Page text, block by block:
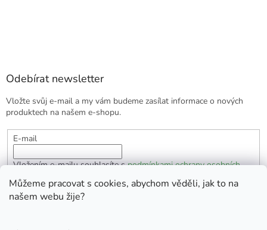
Můžeme pracovat s cookies, abychom věděli, jak to na
našem webu žije?
Odebírat newsletter
Vložte svůj e-mail a my vám budeme zasílat informace o nových
produktech na našem e-shopu.
E-mail
Vložením e-mailu souhlasíte spodmínkami ochrany osobních
PŘIHLÁSIT SE